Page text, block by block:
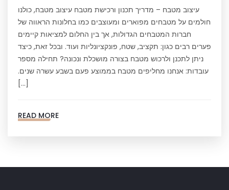
עיצוב מטבח – מדריך תכנון ורכישת מטבח עיצוב מטבח, כולנו
חולמים על מטבחים מפוארים ומעוצבים כמו בחלונות הראווה של
חברות המטבחים הגדולות, אך בין החלום למציאות קיימים
פערים רבים כגון: תקציב, שטח, פונקציונליות ועוד. ובכל זאת, כיצד
ניתן לתכנן ולרכוש מטבח בצורה מושכלת ונכונה? תחילה מספר
עובדות: אנחנו מחליפים מטבח בממוצע פעם בשבע עשרה שנים.
[…]
READ MORE